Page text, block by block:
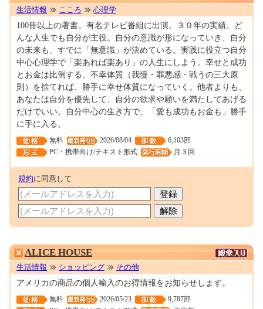
生活情報 こころ 心理学
100冊以上の著書。有名テレビ番組に出演。３０年の実績。ど
んな人生でも自分が主役。自分の意識が形になっていき、自分
の未来も、すでに「無意識」が決めている。実践に役立つ自分
中心心理学で「楽あれば楽あり」の人生にしよう。幸せと成功
とお金は比例する。不幸体質（我慢・罪悪感・戦うの三大原
則）を捨てれば、勝手に幸せ体質になっていく。他者よりも、
あなたは自分を優先して、自分の欲求や願いを満たしてあげる
だけでいい。自分中心の生き方で、「愛も成功もお金も」勝手
に手に入る。
無料 2026/08/04
6,103部
PC・携帯向け/テキスト形式
月３回
規約に同意して
ALICE HOUSE
生活情報 ショッピング その他
アメリカの商品の個人輸入のお得情報をお知らせします。
無料 2026/05/23
9,787部